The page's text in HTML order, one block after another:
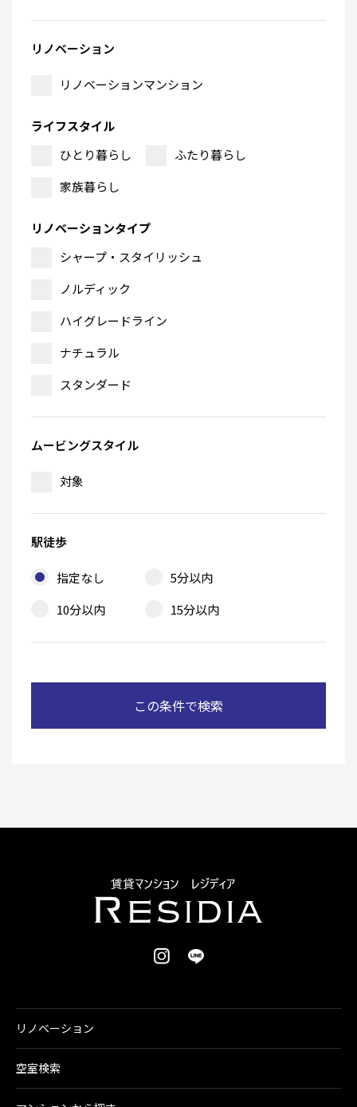
リノベーション
リノベーションマンション
ライフスタイル
ひとり暮らし
ふたり暮らし
家族暮らし
リノベーションタイプ
シャープ・スタイリッシュ
ノルディック
ハイグレードライン
ナチュラル
スタンダード
ムービングスタイル
対象
駅徒歩
指定なし
5分以内
10分以内
15分以内
この条件で検索
空室検索
リノベーション